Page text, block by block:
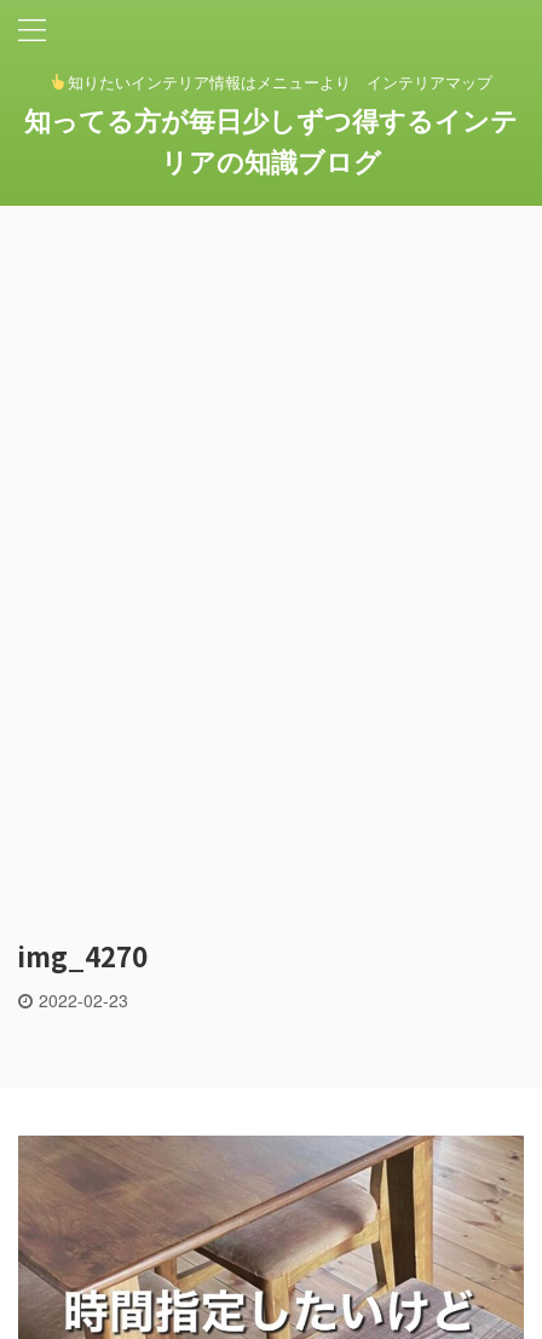
知りたいインテリア情報はメニューより インテリアマップ
知ってる方が毎日少しずつ得するインテ
リアの知識ブログ
img_4270
2022-02-23